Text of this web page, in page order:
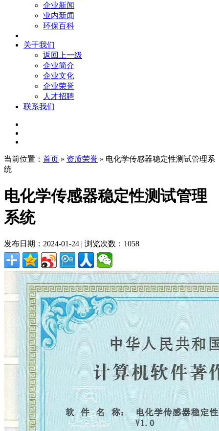
企业新闻
业内新闻
环保百科
关于我们
返回上一级
企业简介
企业文化
企业荣誉
人才招聘
联系我们
当前位置： 首页 » 资质荣誉 » 电化学传感器稳定性测试管理系
统
电化学传感器稳定性测试管理
系统
发布日期：2024-01-24 | 浏览次数：1058